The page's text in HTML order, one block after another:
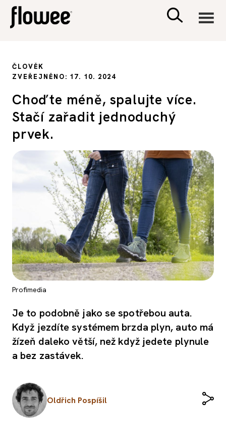
PSYCHOLOGIE
SEX A VZTAHY
PORADNA
ČLOVĚK
ZVEŘEJNĚNO: 17. 10. 2024
Choďte méně, spalujte více.
Stačí zařadit jednoduchý
prvek.
Profimedia
Je to podobně jako se spotřebou auta.
Když jezdíte systémem brzda plyn, auto má
žízeň daleko větší, než když jedete plynule
a bez zastávek.
Oldřich Pospíšil